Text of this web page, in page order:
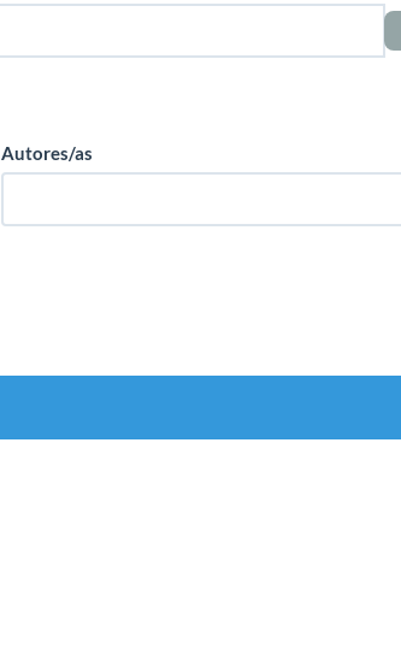
Autores/as